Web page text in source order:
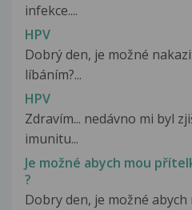
infekce....
HPV
Dobrý den, je možné
líbáním?...
HPV
Zdravím... nedávno mi byl
imunitu...
Je možné abych mou
?
Dobry den, je možné